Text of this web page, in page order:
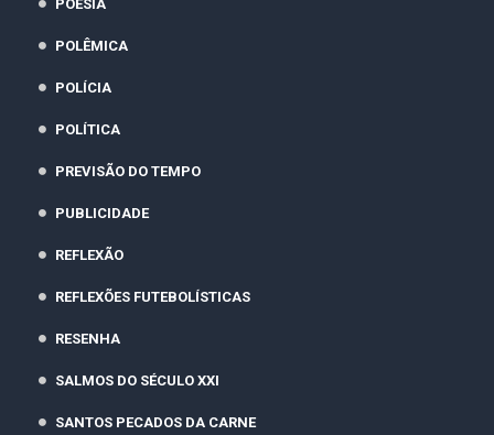
POESIA
POLÊMICA
POLÍCIA
POLÍTICA
PREVISÃO DO TEMPO
PUBLICIDADE
REFLEXÃO
REFLEXÕES FUTEBOLÍSTICAS
RESENHA
SALMOS DO SÉCULO XXI
SANTOS PECADOS DA CARNE